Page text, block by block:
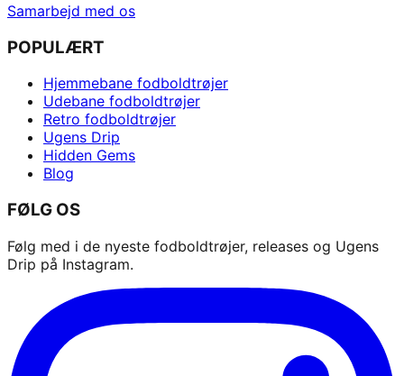
Samarbejd med os
POPULÆRT
Hjemmebane fodboldtrøjer
Udebane fodboldtrøjer
Retro fodboldtrøjer
Ugens Drip
Hidden Gems
Blog
FØLG OS
Følg med i de nyeste fodboldtrøjer, releases og Ugens
Drip på Instagram.